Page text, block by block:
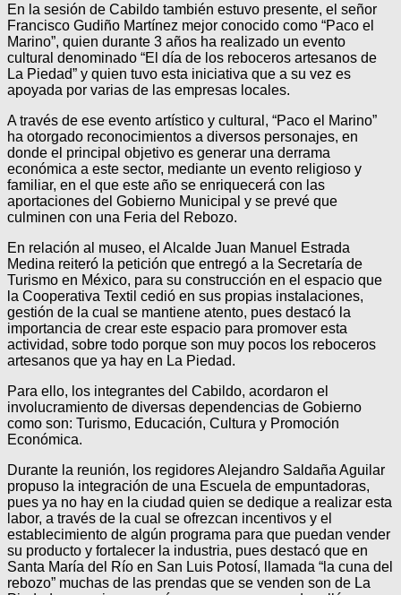
En la sesión de Cabildo también estuvo presente, el señor
Francisco Gudiño Martínez mejor conocido como “Paco el
Marino”, quien durante 3 años ha realizado un evento
cultural denominado “El día de los reboceros artesanos de
La Piedad” y quien tuvo esta iniciativa que a su vez es
apoyada por varias de las empresas locales.
A través de ese evento artístico y cultural, “Paco el Marino”
ha otorgado reconocimientos a diversos personajes, en
donde el principal objetivo es generar una derrama
económica a este sector, mediante un evento religioso y
familiar, en el que este año se enriquecerá con las
aportaciones del Gobierno Municipal y se prevé que
culminen con una Feria del Rebozo.
En relación al museo, el Alcalde Juan Manuel Estrada
Medina reiteró la petición que entregó a la Secretaría de
Turismo en México, para su construcción en el espacio que
la Cooperativa Textil cedió en sus propias instalaciones,
gestión de la cual se mantiene atento, pues destacó la
importancia de crear este espacio para promover esta
actividad, sobre todo porque son muy pocos los reboceros
artesanos que ya hay en La Piedad.
Para ello, los integrantes del Cabildo, acordaron el
involucramiento de diversas dependencias de Gobierno
como son: Turismo, Educación, Cultura y Promoción
Económica.
Durante la reunión, los regidores Alejandro Saldaña Aguilar
propuso la integración de una Escuela de empuntadoras,
pues ya no hay en la ciudad quien se dedique a realizar esta
labor, a través de la cual se ofrezcan incentivos y el
establecimiento de algún programa para que puedan vender
su producto y fortalecer la industria, pues destacó que en
Santa María del Río en San Luis Potosí, llamada “la cuna del
rebozo” muchas de las prendas que se venden son de La